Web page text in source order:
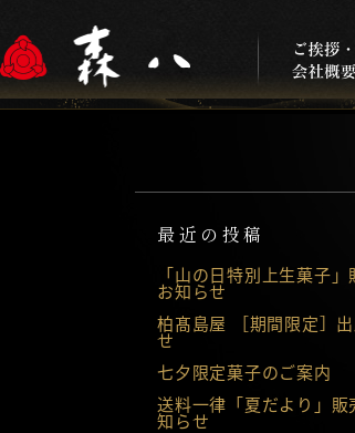
最近の投稿
「山の日特別上生菓子
お知らせ
柏髙島屋 ［期間限定］
せ
七夕限定菓子のご案内
送料一律「夏だより」販
知らせ